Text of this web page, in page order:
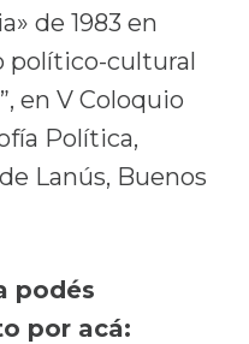
de 1983 en
político-cultural
en V Coloquio
Política,
Lanús, Buenos
podés
por acá: